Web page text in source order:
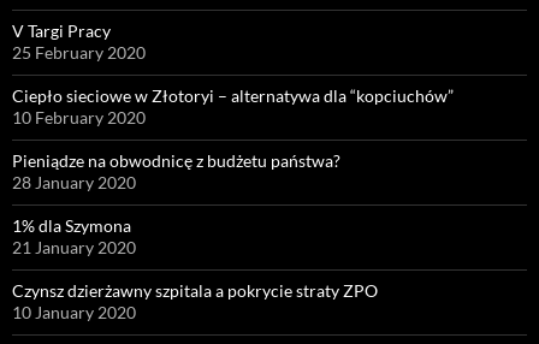
V Targi Pracy
25 February 2020
Ciepło sieciowe w Złotoryi – alternatywa dla “kopciuchów”
10 February 2020
Pieniądze na obwodnicę z budżetu państwa?
28 January 2020
1% dla Szymona
21 January 2020
Czynsz dzierżawny szpitala a pokrycie straty ZPO
10 January 2020